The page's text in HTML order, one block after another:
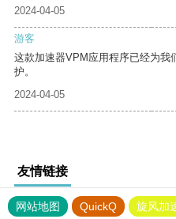
2024-04-05
游客
这款加速器VPM应用程序已经为我
护。
2024-04-05
友情链接
网站地图 QuickQ 旋风加